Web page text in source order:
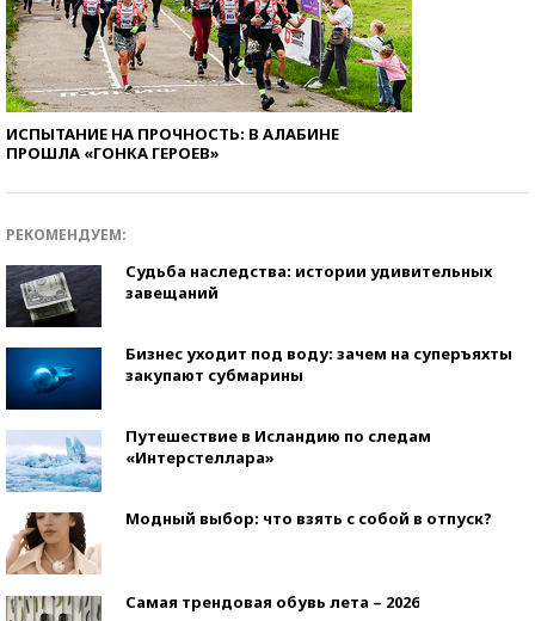
ИСПЫТАНИЕ НА ПРОЧНОСТЬ: В АЛАБИНЕ
ПРОШЛА «ГОНКА ГЕРОЕВ»
РЕКОМЕНДУЕМ:
Судьба наследства: истории удивительных
завещаний
Бизнес уходит под воду: зачем на суперъяхты
закупают субмарины
Путешествие в Исландию по следам
«Интерстеллара»
Модный выбор: что взять с собой в отпуск?
Самая трендовая обувь лета – 2026